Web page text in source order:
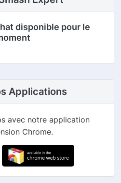
disponible pour le
Applications
avec notre application
Chrome.